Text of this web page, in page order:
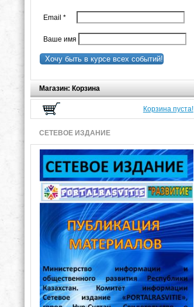
Email *
Ваше имя
Хочу быть в курсе всех событий!
Магазин: Корзина
Корзина пуста!
СЕТЕВОЕ ИЗДАНИЕ